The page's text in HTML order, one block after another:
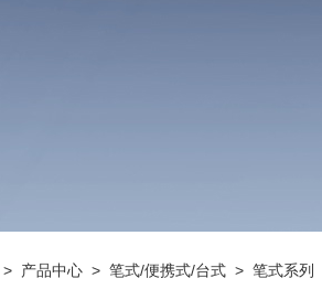
> 产品中心 > 笔式/便携式/台式 > 笔式系列